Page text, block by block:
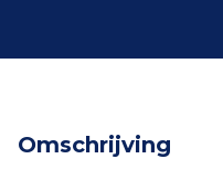
Omschrijving